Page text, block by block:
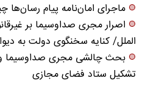
ماجرای امان‌نامه پیام
اصرار مجری صداوسیما بر
الملل/ کنایه سخنگوی دولت به
بحث چالشی مجری صداوسیما
تشکیل ستاد فضای مجازی